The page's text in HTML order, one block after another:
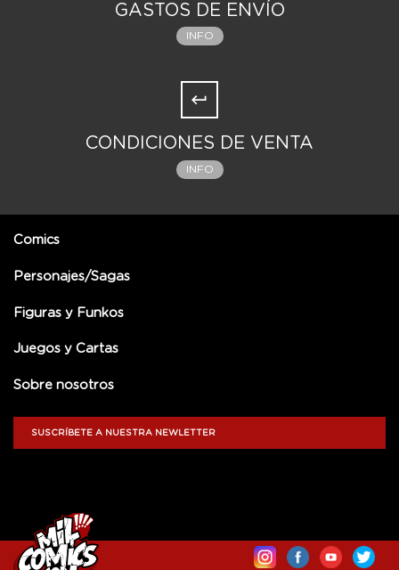
GASTOS DE ENVÍO
INFO
CONDICIONES DE VENTA
INFO
Comics
Personajes/Sagas
Figuras y Funkos
Juegos y Cartas
Sobre nosotros
SUSCRÍBETE A NUESTRA NEWLETTER